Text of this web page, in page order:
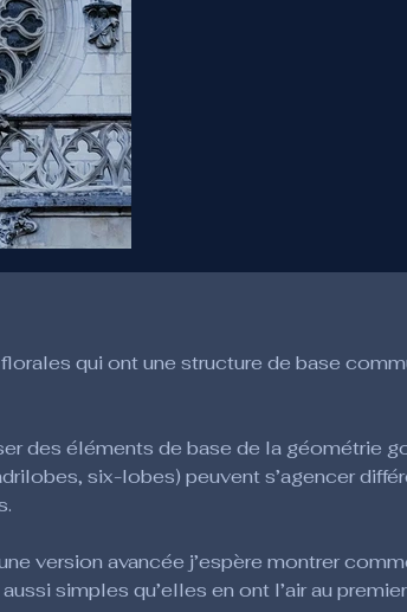
qui ont une structure de base
des éléments de base de la géométrie
six-lobes) peuvent s’agencer
version avancée j’espère montrer
simples qu’elles en ont l’air au